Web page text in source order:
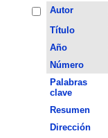
Autor
Título
Año
Número
Palabras
clave
Resumen
Dirección